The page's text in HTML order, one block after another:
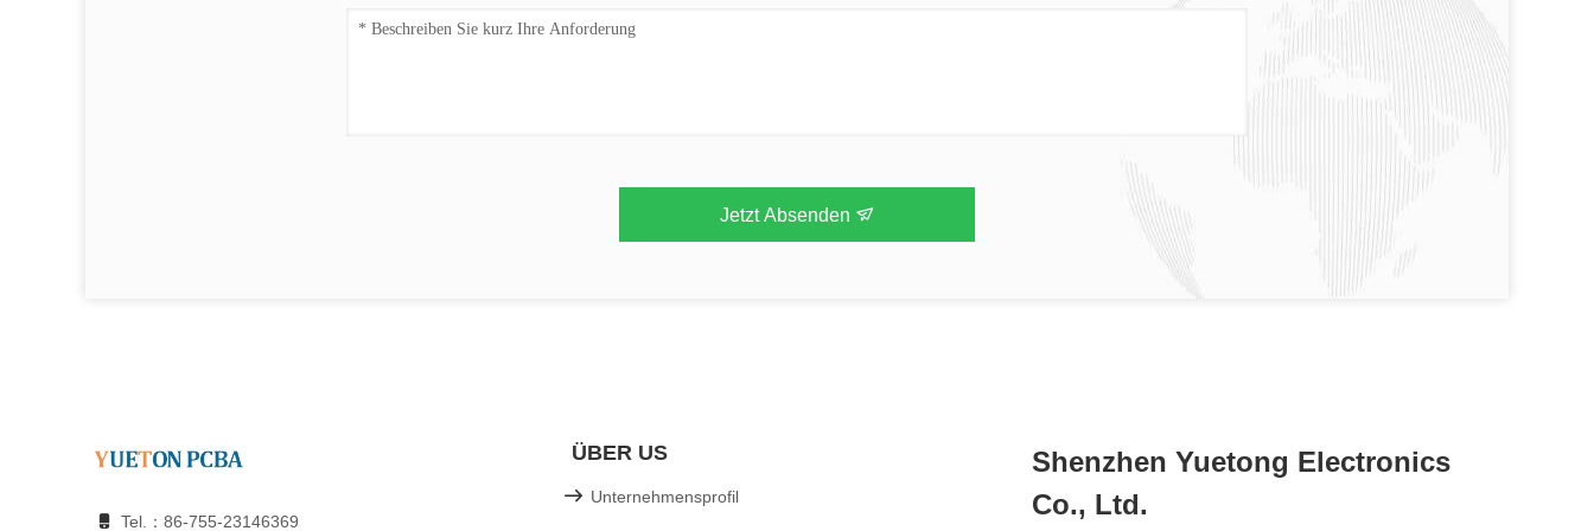
Jetzt Absenden
Tel.：86-755-23146369
ÜBER US
Unternehmensprofil
Shenzhen Yuetong Electronics
Co., Ltd.